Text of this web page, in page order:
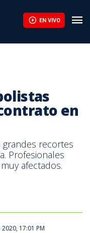
EN VIVO
en
recortes
Profesionales
afectados.
17:01 PM